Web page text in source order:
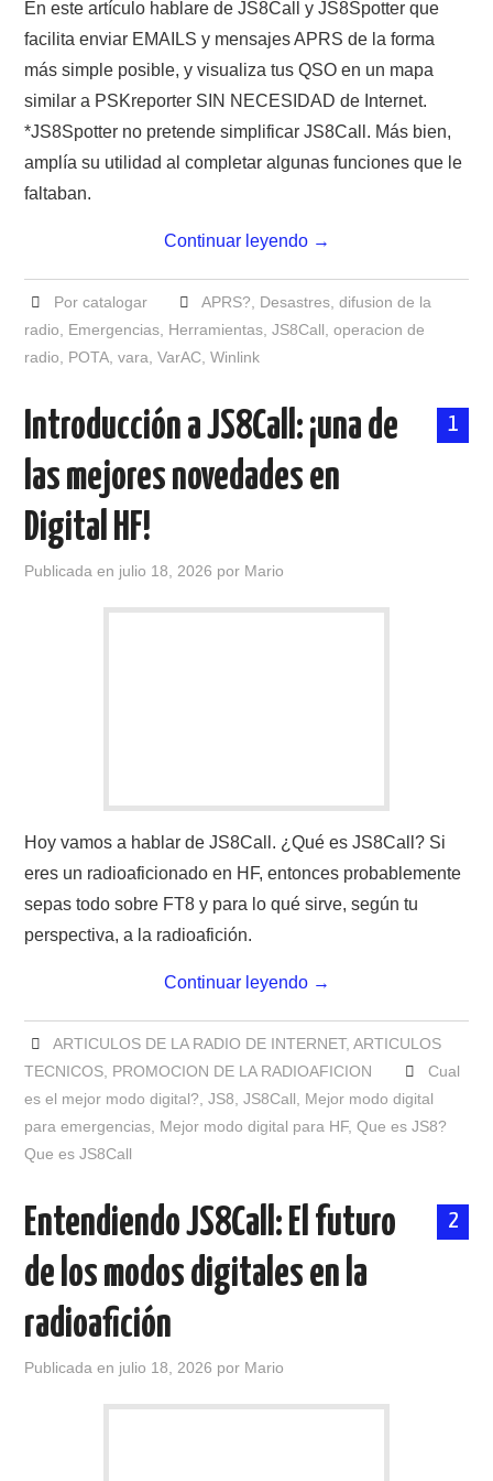
MUMLA APP ( MUY FÁCIL )
En este artículo hablare de JS8Call y JS8Spotter que
facilita enviar EMAILS y mensajes APRS de la forma
más simple posible, y visualiza tus QSO en un mapa
similar a PSKreporter SIN NECESIDAD de Internet.
*JS8Spotter no pretende simplificar JS8Call. Más bien,
amplía su utilidad al completar algunas funciones que le
faltaban.
Continuar leyendo →
Por catalogar APRS? Desastres, difusion de la
radio
Emergencias Herramientas ,JS8Call ,operacion de
radio
POTA ,vara ,VarAC ,Winlink
1
Introducción a JS8Call: ¡una de
las mejores novedades en
Digital HF!
Publicada en julio 18, 2026 por Mario
Hoy vamos a hablar de JS8Call. ¿Qué es JS8Call? Si
eres un radioaficionado en HF, entonces probablemente
sepas todo sobre FT8 y para lo qué sirve, según tu
perspectiva, a la radioafición.
Continuar leyendo →
ARTICULOS DE LA RADIO DE INTERNET, ARTICULOS
TECNICOS PROMOCION DE LA RADIOAFICION
Cual
es el mejor modo digital? ,JS8 ,JS8Call
Mejor modo digital
para emergencias Mejor modo digital para HF,Que es JS8?
Que es JS8Call
2
Entendiendo JS8Call: El futuro
de los modos digitales en la
radioafición
Publicada en julio 18, 2026 por Mario